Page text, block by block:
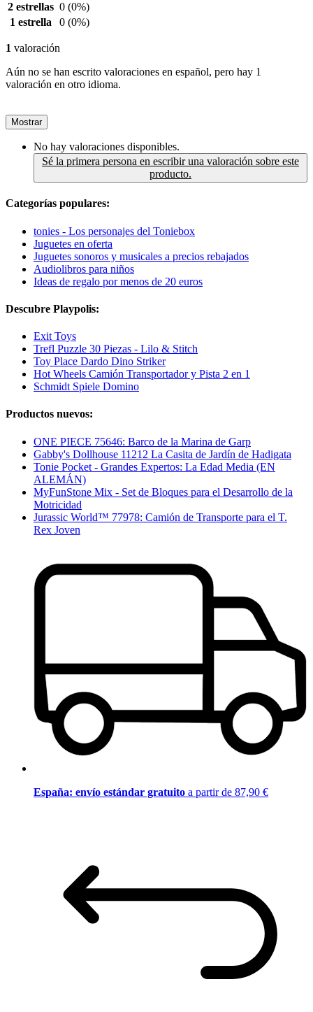
2 estrellas 0 (0%)
1 estrella
0 (0%)
1 valoración
Aún no se han escrito valoraciones en español, pero hay 1
valoración en otro idioma.
Mostrar
No hay valoraciones disponibles.
Sé la primera persona en escribir una valoración sobre este
producto.
Categorías populares:
tonies - Los personajes del Toniebox
Juguetes en oferta
Juguetes sonoros y musicales a precios rebajados
Audiolibros para niños
Ideas de regalo por menos de 20 euros
Descubre Playpolis:
Exit Toys
Trefl Puzzle 30 Piezas - Lilo & Stitch
Toy Place Dardo Dino Striker
Hot Wheels Camión Transportador y Pista 2 en 1
Schmidt Spiele Domino
Productos nuevos:
ONE PIECE 75646: Barco de la Marina de Garp
Gabby's Dollhouse 11212 La Casita de Jardín de Hadigata
Tonie Pocket - Grandes Expertos: La Edad Media (EN
ALEMÁN)
MyFunStone Mix - Set de Bloques para el Desarrollo de la
Motricidad
Jurassic World™ 77978: Camión de Transporte para el T.
Rex Joven
España: envío estándar gratuito a partir de 87,90 €